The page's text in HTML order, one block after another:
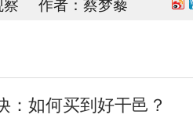
察 作者：蔡梦藜
：如何买到好干邑？